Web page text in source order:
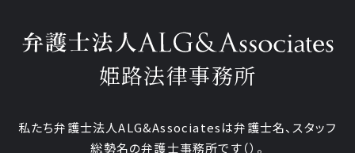
姫路法律事務所
私たち弁護士法人ALG&Associatesは弁護士名、 スタッフ
総勢名の弁護士事務所です（）。